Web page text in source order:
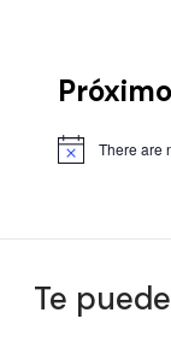
There are
Te